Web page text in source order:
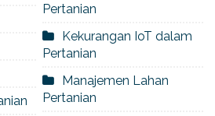
Pertanian
Kekurangan IoT dalam
Pertanian
Manajemen Lahan
Pertanian